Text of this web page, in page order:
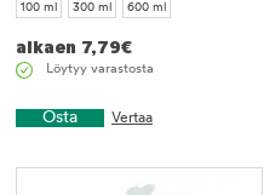
100 ml 300 ml 600 ml
alkaen 7,79€
Löytyy varastosta
Osta Vertaa